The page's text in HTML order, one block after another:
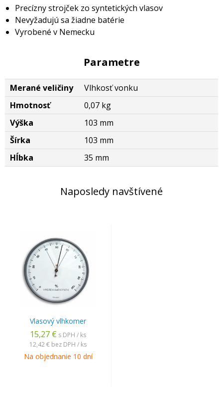
Precízny strojček zo syntetických vlasov
Nevyžadujú sa žiadne batérie
Vyrobené v Nemecku
Parametre
Merané veličiny
Vlhkosť vonku
Hmotnosť
0,07 kg
Výška
103 mm
Šírka
103 mm
Hĺbka
35 mm
Naposledy navštívené
Vlasový vlhkomer
15,27 € s DPH / ks
12,42 € bez DPH / ks
Na objednanie 10 dní